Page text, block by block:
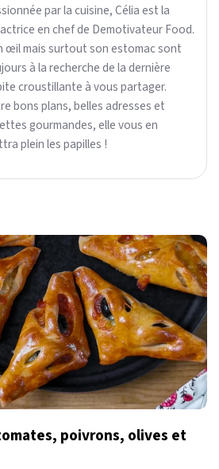
par la cuisine, Célia est la
en chef de Demotivateur Food.
œil mais surtout son estomac sont
à la recherche de la dernière
croustillante à vous partager.
bons plans, belles adresses et
gourmandes, elle vous en
plein les papilles !
poivrons, olives et